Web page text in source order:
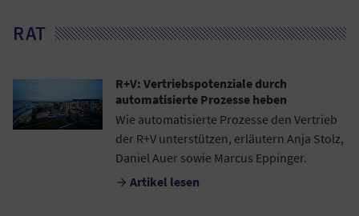
RAT
R+V: Vertriebspotenziale durch
automatisierte Prozesse heben
Wie automatisierte Prozesse den Vertrieb
der R+V unterstützen, erläutern Anja Stolz,
Daniel Auer sowie Marcus Eppinger.
 Artikel lesen